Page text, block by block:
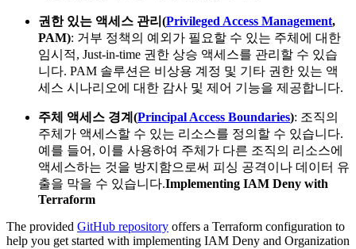
권한 있는 액세스 관리(Privileged Access Management,
PAM): 거부 정책의 예외가 필요할 수 있는 주체에 대한
임시적, Just-in-time 권한 상승 액세스를 관리할 수 있습
니다. PAM 솔루션은 비상용 계정 및 기타 권한 있는 액
세스 시나리오에 대한 감사 및 제어 기능을 제공합니다.
주체 액세스 경계(Principal Access Boundaries): 조직의
주체가 액세스할 수 있는 리소스를 정의할 수 있습니다.
예를 들어, 이를 사용하여 주체가 다른 조직의 리소스에
액세스하는 것을 방지함으로써 피싱 공격이나 데이터 유
출을 막을 수 있습니다.Implementing IAM Deny with
Terraform
The provided GitHub repository offers a Terraform configuration to
help you get started with implementing IAM Deny and Organization